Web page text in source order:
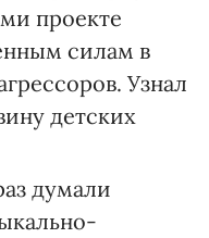
проекте
силам в
Узнал
детских
думали